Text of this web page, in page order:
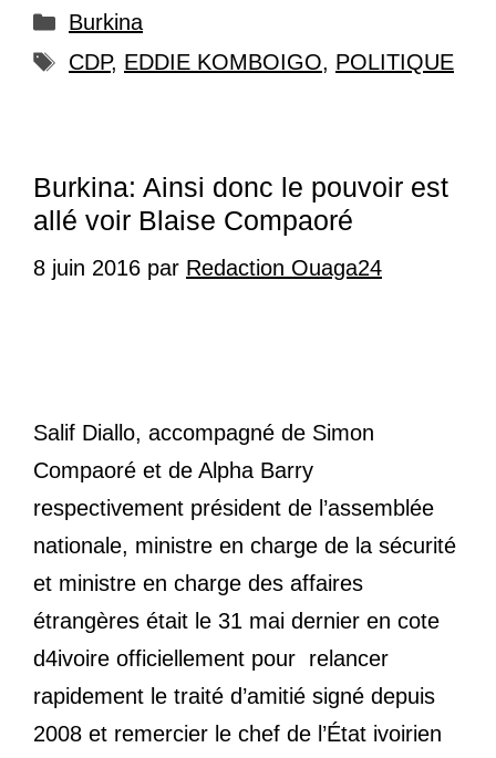
Catégories
Burkina
Étiquettes
CDP, EDDIE KOMBOIGO, POLITIQUE
Burkina: Ainsi donc le pouvoir est
allé voir Blaise Compaoré
8 juin 2016 par Redaction Ouaga24
Salif Diallo, accompagné de Simon
Compaoré et de Alpha Barry
respectivement président de l’assemblée
nationale, ministre en charge de la sécurité
et ministre en charge des affaires
étrangères était le 31 mai dernier en cote
d4ivoire officiellement pour relancer
rapidement le traité d’amitié signé depuis
2008 et remercier le chef de l’État ivoirien